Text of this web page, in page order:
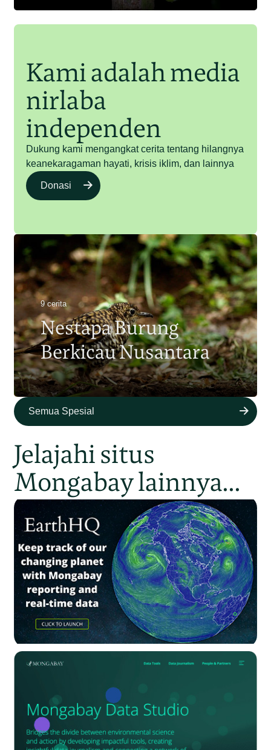
Kami adalah media
nirlaba
independen
Dukung kami mengangkat cerita tentang hilangnya
keanekaragaman hayati, krisis iklim, dan lainnya
Donasi
Nestapa Burung
Berkicau Nusantara
9 cerita
Semua Spesial
Jelajahi situs
Mongabay lainnya...